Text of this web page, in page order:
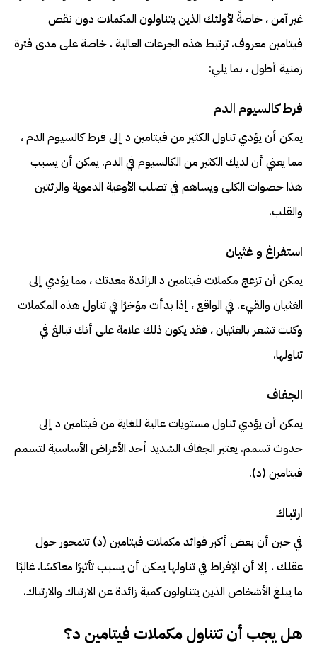
غير آمن ، خاصةً لأولئك الذين يتناولون المكملات دون نقص
فيتامين معروف. ترتبط هذه الجرعات العالية ، خاصة على مدى فترة
زمنية أطول ، بما يلي:
فرط كالسيوم الدم
يمكن أن يؤدي تناول الكثير من فيتامين د إلى فرط كالسيوم الدم ،
مما يعني أن لديك الكثير من الكالسيوم في الدم. يمكن أن يسبب
هذا حصوات الكلى ويساهم في تصلب الأوعية الدموية والرئتين
والقلب.
استفراغ و غثيان
يمكن أن تزعج مكملات فيتامين د الزائدة معدتك ، مما يؤدي إلى
الغثيان والقيء. في الواقع ، إذا بدأت مؤخرًا في تناول هذه المكملات
وكنت تشعر بالغثيان ، فقد يكون ذلك علامة على أنك تبالغ في
تناولها.
الجفاف
يمكن أن يؤدي تناول مستويات عالية للغاية من فيتامين د إلى
حدوث تسمم. يعتبر الجفاف الشديد أحد الأعراض الأساسية لتسمم
فيتامين (د).
ارتباك
في حين أن بعض أكبر فوائد مكملات فيتامين (د) تتمحور حول
عقلك ، إلا أن الإفراط في تناولها يمكن أن يسبب تأثيرًا معاكسًا. غالبًا
ما يبلغ الأشخاص الذين يتناولون كمية زائدة عن الارتباك والارتباك.
هل يجب أن تتناول مكملات فيتامين د؟